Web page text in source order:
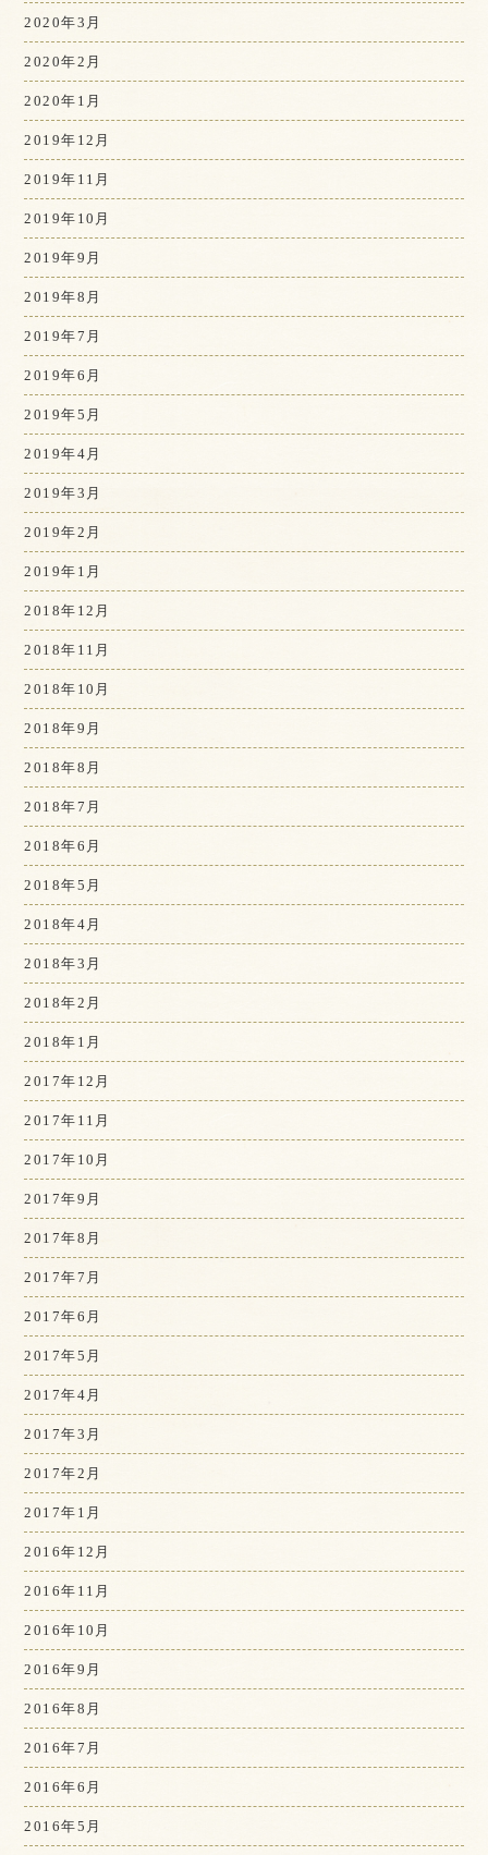
2020年3月
2020年2月
2020年1月
2019年12月
2019年11月
2019年10月
2019年9月
2019年8月
2019年7月
2019年6月
2019年5月
2019年4月
2019年3月
2019年2月
2019年1月
2018年12月
2018年11月
2018年10月
2018年9月
2018年8月
2018年7月
2018年6月
2018年5月
2018年4月
2018年3月
2018年2月
2018年1月
2017年12月
2017年11月
2017年10月
2017年9月
2017年8月
2017年7月
2017年6月
2017年5月
2017年4月
2017年3月
2017年2月
2017年1月
2016年12月
2016年11月
2016年10月
2016年9月
2016年8月
2016年7月
2016年6月
2016年5月